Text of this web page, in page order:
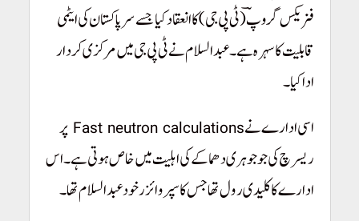
فزیکس گروپؔ (ٹی پی جی) کا انعقاد کیا جسے سر پاکستان کی ایٹمی
قابلیت کا سہرہ ہے۔ عبدالسلام نے ٹی پی جی میں مرکزی کردار
ادا کیا۔
اسی ادارے نےFast neutron calculations پر
ریسرچ کی جو جوہری دھماکے کی اہلیت میں خاص ہوتی ہے۔ اس
ادارے کا کلیدی رول تھا جس کا سپروائزر خود عبدالسلام تھا۔